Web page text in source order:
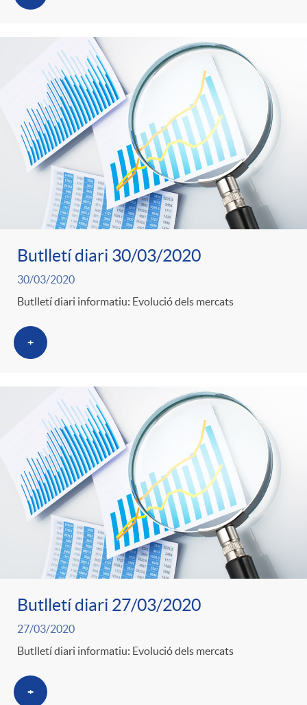
Butlletí diari 30/03/2020
30/03/2020
Butlletí diari informatiu: Evolució dels mercats
+
Butlletí diari 27/03/2020
27/03/2020
Butlletí diari informatiu: Evolució dels mercats
+